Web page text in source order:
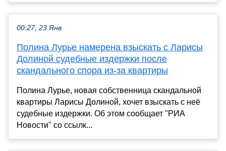
00:27, 23 Янв
Полина Лурье намерена взыскать с Ларисы
Долиной судебные издержки после
скандального спора из-за квартиры
Полина Лурье, новая собственница скандальной
квартиры Ларисы Долиной, хочет взыскать с неё
судебные издержки. Об этом сообщает "РИА
Новости" со ссылк...